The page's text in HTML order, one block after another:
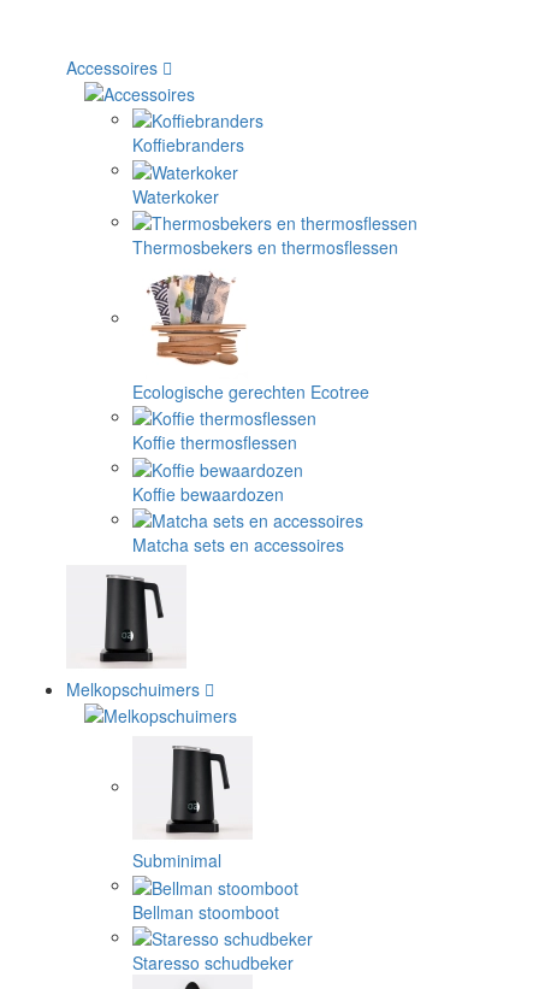
Accessoires
Koffiebranders
Waterkoker
Thermosbekers en thermosflessen
Ecologische gerechten Ecotree
Koffie thermosflessen
Koffie bewaardozen
Matcha sets en accessoires
Melkopschuimers
Subminimal
Bellman stoomboot
Staresso schudbeker